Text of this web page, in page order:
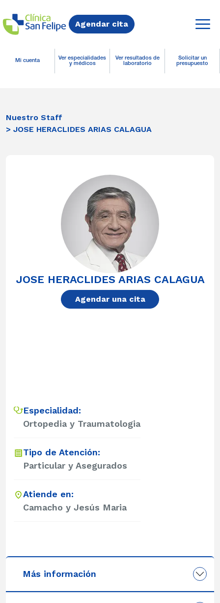
Agendar cita
Mi cuenta
Ver especialidades
y médicos
Ver resultados de
laboratorio
Solicitar un
presupuesto
Nuestro Staff
> JOSE HERACLIDES ARIAS CALAGUA
JOSE HERACLIDES ARIAS CALAGUA
Agendar una cita
Especialidad:
Ortopedia y Traumatologia
Tipo de Atención:
Particular y Asegurados
Atiende en:
Camacho y Jesús Maria
Más información